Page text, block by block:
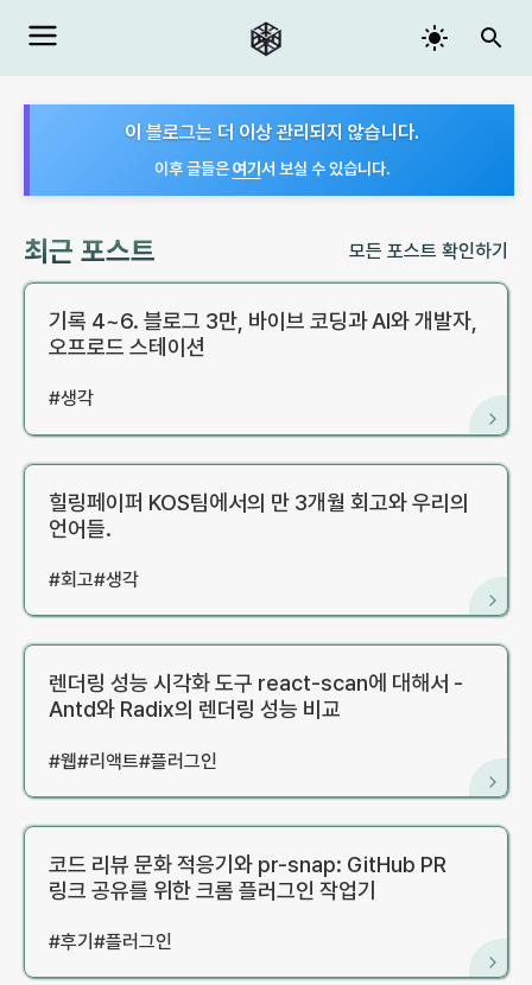
이 블로그는 더 이상 관리되지 않습니다.
이후 글들은여기 서 보실 수 있습니다.
최근 포스트 모든 포스트 확인하기
기록 4~6. 블로그 3만, 바이브 코딩과 AI와 개발자,
오프로드 스테이션
#생각
힐링페이퍼 KOS팀에서의 만 3개월 회고와 우리의
언어들.
#회고#생각
렌더링 성능 시각화 도구 react-scan에 대해서 -
Antd와 Radix의 렌더링 성능 비교
#웹#리액트#플러그인
코드 리뷰 문화 적응기와 pr-snap: GitHub PR
링크 공유를 위한 크롬 플러그인 작업기
#후기#플러그인